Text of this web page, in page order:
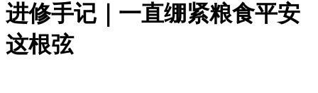
进修手记｜一直绷紧粮食平安
这根弦